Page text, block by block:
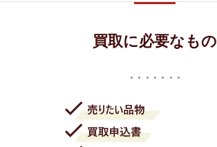
買取に必要なもの